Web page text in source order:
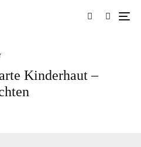
Kinderhaut –